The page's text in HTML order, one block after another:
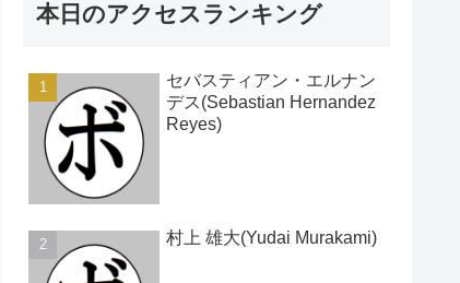
本日のアクセスランキング
セバスティアン・エルナン
デス(Sebastian Hernandez
Reyes)
村上 雄大(Yudai Murakami)